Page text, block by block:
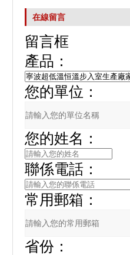
在線留言
留言框
產品：
您的單位：
您的姓名：
聯係電話：
常用郵箱：
省份：